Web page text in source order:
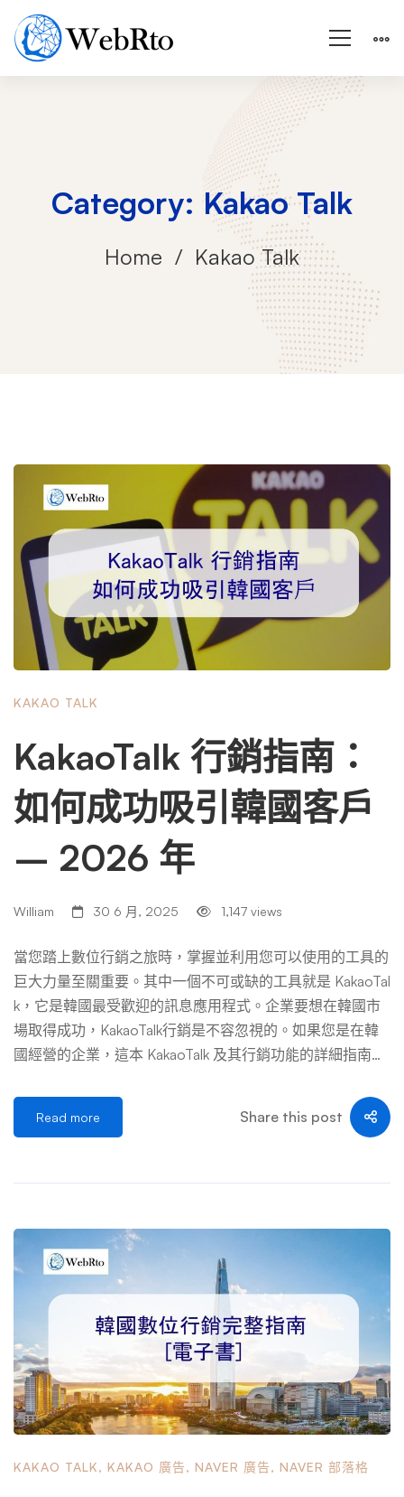
Category: Kakao Talk
Home Kakao Talk
KAKAO TALK
KakaoTalk 行銷指南：
如何成功吸引韓國客戶
– 2026 年
William 30 6 月, 2025 1,147 views
當您踏上數位行銷之旅時，掌握並利用您可以使用的工具的
巨大力量至關重要。其中一個不可或缺的工具就是 KakaoTal
k，它是韓國最受歡迎的訊息應用程式。企業要想在韓國市
場取得成功，KakaoTalk行銷是不容忽視的。如果您是在韓
國經營的企業，這本 KakaoTalk 及其行銷功能的詳細指南將
重要性、如何設定您的 KakaoTalk 帳戶並利用其功能來促進
您的業務。所以，事不宜遲，讓我們繼續吧。 KakaoTalk 簡
溝通、娛樂、現在甚至商業中發揮關鍵作用。 韓國數位領
域的 KakaoTalk 在韓國，KakaoTalk 不僅被視為一種溝通方
式，而且被視為人們生活方式不可或缺的一部分。它提供多
種服務，從聊天和遊戲到數位漫畫、音樂串流媒體和銀行業
務。其廣泛的產品使其在韓國民眾中廣受歡迎，僅在韓國就
有驚人的 4,700 萬用戶，覆蓋了該國 85% 以上的人口。
可以肯定地說，KakaoTalk 在韓國行動市場擁有巨大的影響
力。對於企業來說，這提供了一個獨特的機會來利用龐大且
活躍的用戶群，使其成為製定成功的數位行銷策略的重要支
aoTalk 的潛力，並利用它來實現品牌成長並提高知名度。敬
Read more Share this post
KAKAO TALK, KAKAO 廣告, NAVER 廣告, NAVER 部落格